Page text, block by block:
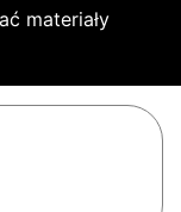
materiały